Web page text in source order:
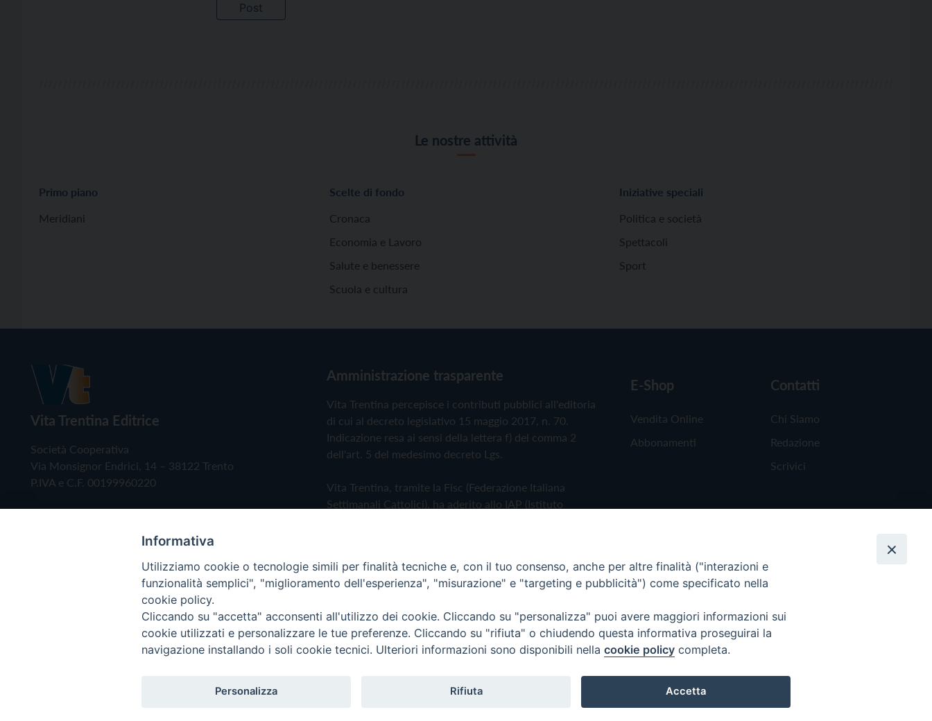
Le nostre attività
Primo piano
Meridiani
Scelte di fondo
Cronaca
Economia e Lavoro
Salute e benessere
Scuola e cultura
Iniziative speciali
Politica e società
Spettacoli
Sport
Vita Trentina Editrice
Società Cooperativa
Via Monsignor Endrici, 14 – 38122 Trento
P.IVA e C.F. 00199960220
Amministrazione trasparente
Vita Trentina percepisce i contributi pubblici all'editoria
di cui al decreto legislativo 15 maggio 2017, n. 70.
Indicazione resa ai sensi della lettera f) del comma 2
dell'art. 5 del medesimo decreto Lgs.
Vita Trentina, tramite la Fisc (Federazione Italiana
Settimanali Cattolici), ha aderito allo IAP (Istituto
Privacy Policy Cookie Policy
E-Shop
Vendita Online
Abbonamenti
Contatti
Chi Siamo
Redazione
Scrivici
Copyright © 2019 - Tutti i diritti riservati - Vita Trentina Editrice
Informativa
Utilizziamo cookie o tecnologie simili per finalità tecniche e, con il tuo consenso, anche per altre finalità ("interazioni e
funzionalità semplici", "miglioramento dell'esperienza", "misurazione" e "targeting e pubblicità") come specificato nella
cookie policy.
Cliccando su "accetta" acconsenti all'utilizzo dei cookie. Cliccando su "personalizza" puoi avere maggiori informazioni sui
cookie utilizzati e personalizzare le tue preferenze. Cliccando su "rifiuta" o chiudendo questa informativa proseguirai la
navigazione installando i soli cookie tecnici. Ulteriori informazioni sono disponibili nella cookie policy completa.
Personalizza Rifiuta Accetta